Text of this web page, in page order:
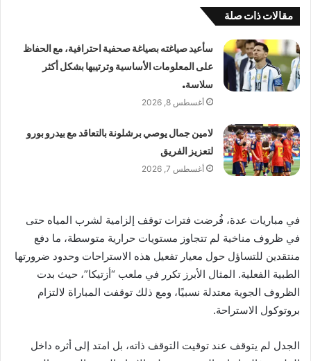
مقالات ذات صلة
سأعيد صياغته بصياغة صحفية احترافية، مع الحفاظ
على المعلومات الأساسية وترتيبها بشكل أكثر
سلاسة.
أغسطس 8, 2026
لامين جمال يوصي برشلونة بالتعاقد مع بيدرو بورو
لتعزيز الفريق
أغسطس 7, 2026
في مباريات عدة، فُرضت فترات توقف إلزامية لشرب المياه حتى
في ظروف مناخية لم تتجاوز مستويات حرارية متوسطة، ما دفع
منتقدين للتساؤل حول معيار تفعيل هذه الاستراحات وحدود ضرورتها
الطبية الفعلية. المثال الأبرز تكرر في ملعب “أزتيكا”، حيث بدت
الظروف الجوية معتدلة نسبيًا، ومع ذلك توقفت المباراة لالتزام
بروتوكول الاستراحة.
الجدل لم يتوقف عند توقيت التوقف ذاته، بل امتد إلى أثره داخل